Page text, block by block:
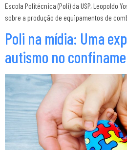
Escola Politécnica (Poli) da USP, Leopoldo
sobre a produção de equipamentos de
Poli na mídia: Uma
autismo no